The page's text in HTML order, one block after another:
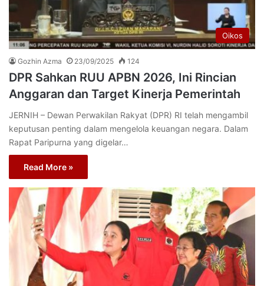
Oikos
Gozhin Azma 23/09/2025 124
DPR Sahkan RUU APBN 2026, Ini Rincian
Anggaran dan Target Kinerja Pemerintah
JERNIH – Dewan Perwakilan Rakyat (DPR) RI telah mengambil
keputusan penting dalam mengelola keuangan negara. Dalam
Rapat Paripurna yang digelar…
Read More »